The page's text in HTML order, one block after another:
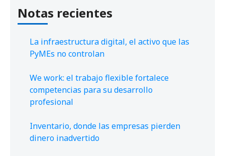
Notas recientes
La infraestructura digital, el activo que las
PyMEs no controlan
We work: el trabajo flexible fortalece
competencias para su desarrollo
profesional
Inventario, donde las empresas pierden
dinero inadvertido